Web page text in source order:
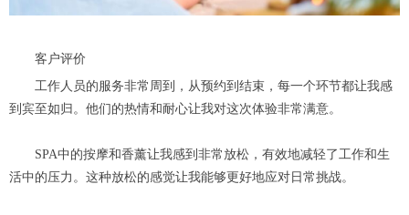
客户评价
工作人员的服务非常周到，从预约到结束，每一个环节都让我感
到宾至如归。他们的热情和耐心让我对这次体验非常满意。
SPA中的按摩和香薰让我感到非常放松，有效地减轻了工作和生
活中的压力。这种放松的感觉让我能够更好地应对日常挑战。